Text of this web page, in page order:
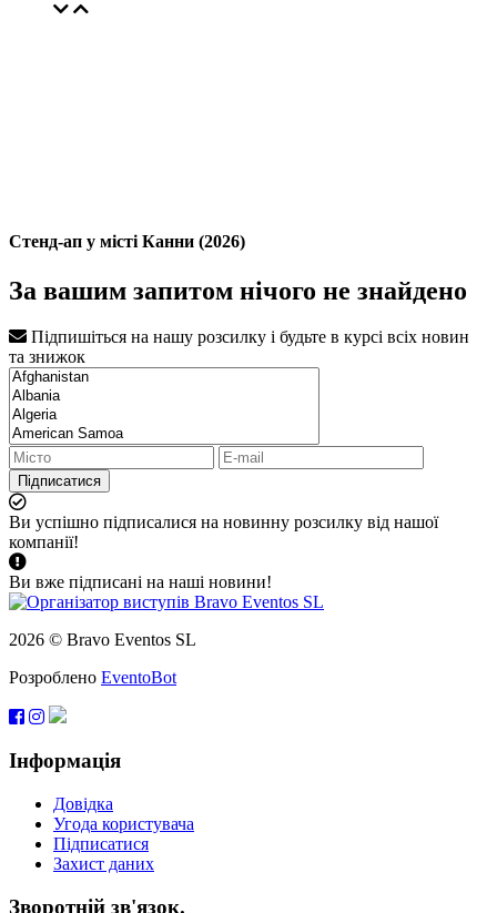
Стенд-ап у місті Канни (2026)
За вашим запитом нічого не знайдено
Підпишіться на нашу розсилку і будьте в курсі всіх новин
та знижок
Підписатися
Ви успішно підписалися на новинну розсилку від нашої
компанії!
Ви вже підписані на наші новини!
2026 © Bravo Eventos SL
Розроблено EventoBot
Інформація
Довідка
Угода користувача
Підписатися
Захист даних
Зворотній зв'язок.